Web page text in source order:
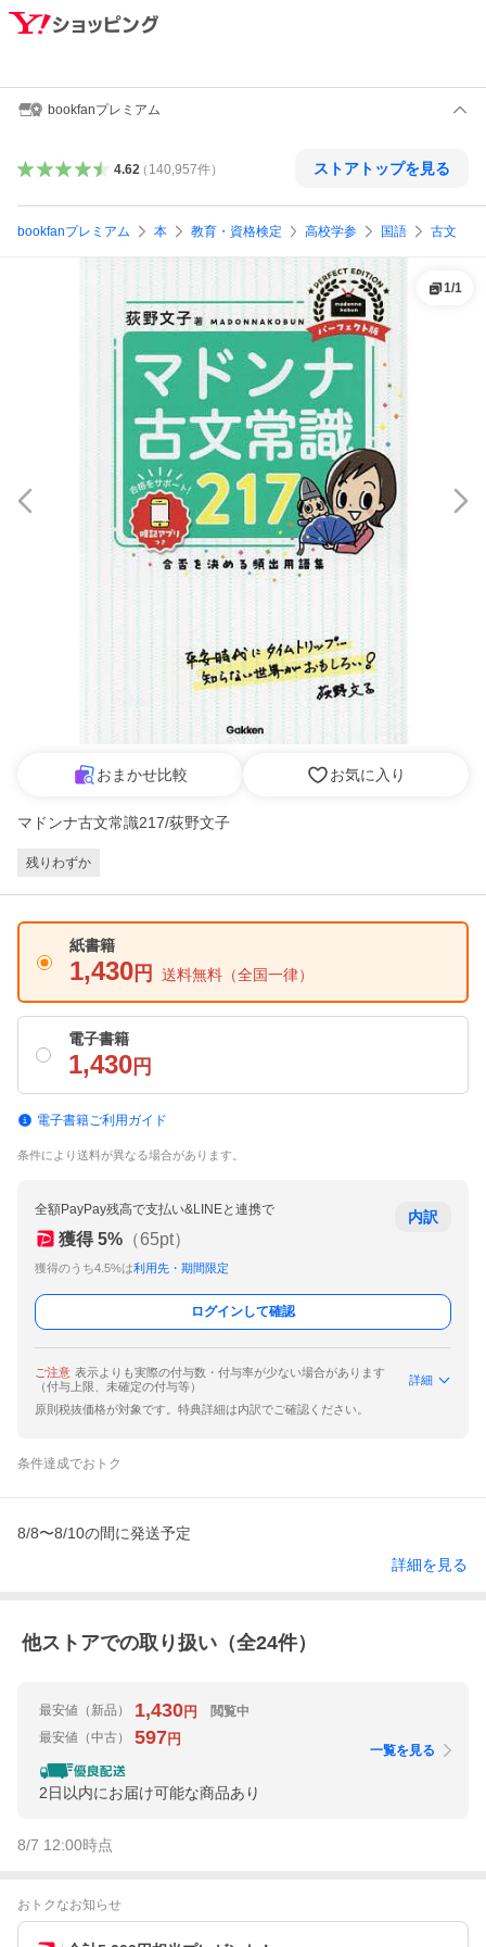
bookfanプレミアム
4.62（ 140,957件） ストアトップを見る
bookfanプレミアム 本 教育・資格検定 高校学参 国語 古文
1/1
おまかせ比較 お気に入り
マドンナ古文常識217/荻野文子
残りわずか
紙書籍
1,430 円 送料無料 （全国一律）
電子書籍
1,430 円
電子書籍ご利用ガイド
条件により送料が異なる場合があります。
全額PayPay残高で支払い&LINEと連携で
獲得 5% （65pt）
獲得のうち4.5%は利用先・期間限定
内訳
ログインして確認
ご注意 表示よりも実際の付与数・付与率が少ない場合があります
（付与上限、未確定の付与等）
詳細
原則税抜価格が対象です。特典詳細は内訳でご確認ください。
条件達成でおトク
8/8〜8/10の間に発送予定
詳細を見る
他ストアでの取り扱い（全24件）
最安値 （新品） 1,430円
閲覧中
最安値 （中古） 597円
2日以内にお届け可能な商品あり
一覧を見る
8/7 12:00時点
おトクなお知らせ